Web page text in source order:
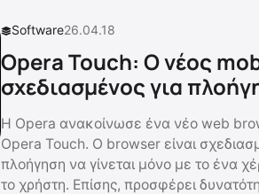
Software26.04.18
Opera Touch: Ο νέος
σχεδιασμένος για
Η Opera ανακοίνωσε ένα νέο web
Opera Touch. Ο browser είναι
πλοήγηση να γίνεται μόνο με το ένα
το χρήστη. Επίσης, προσφέρει